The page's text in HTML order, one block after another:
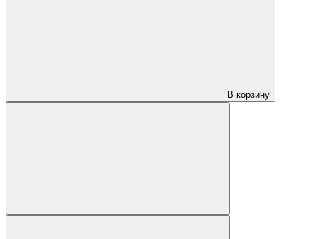
В корзину